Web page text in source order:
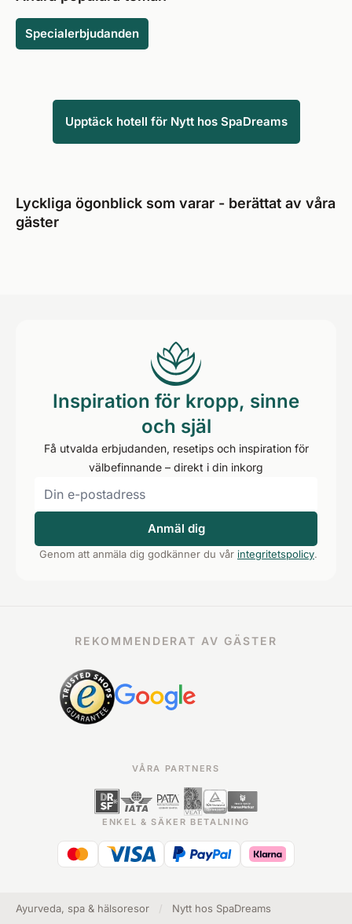
Specialerbjudanden
Upptäck hotell för Nytt hos SpaDreams
Lyckliga ögonblick som varar - berättat av våra
gäster
Inspiration för kropp, sinne
och själ
Få utvalda erbjudanden, resetips och inspiration för
välbefinnande – direkt i din inkorg
Anmäl dig
Genom att anmäla dig godkänner du vår integritetspolicy.
REKOMMENDERAT AV GÄSTER
VÅRA PARTNERS
ENKEL & SÄKER BETALNING
Ayurveda, spa & hälsoresor Nytt hos SpaDreams